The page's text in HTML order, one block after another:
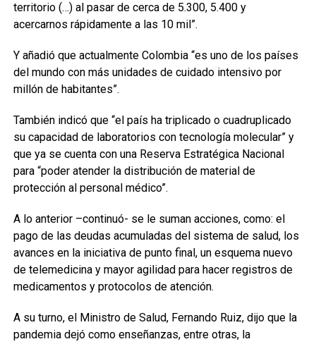
territorio (…) al pasar de cerca de 5.300, 5.400 y
acercarnos rápidamente a las 10 mil”.
Y añadió que actualmente Colombia “es uno de los países
del mundo con más unidades de cuidado intensivo por
millón de habitantes”.
También indicó que “el país ha triplicado o cuadruplicado
su capacidad de laboratorios con tecnología molecular” y
que ya se cuenta con una Reserva Estratégica Nacional
para “poder atender la distribución de material de
protección al personal médico”.
A lo anterior –continuó- se le suman acciones, como: el
pago de las deudas acumuladas del sistema de salud, los
avances en la iniciativa de punto final, un esquema nuevo
de telemedicina y mayor agilidad para hacer registros de
medicamentos y protocolos de atención.
A su turno, el Ministro de Salud, Fernando Ruiz, dijo que la
pandemia dejó como enseñanzas, entre otras, la